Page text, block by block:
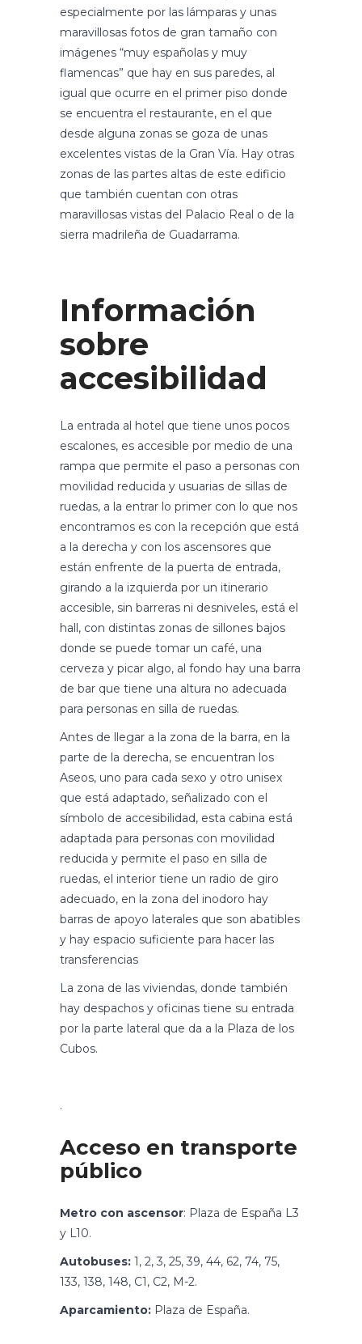
especialmente por las lámparas y unas
maravillosas fotos de gran tamaño con
imágenes “muy españolas y muy
flamencas” que hay en sus paredes, al
igual que ocurre en el primer piso donde
se encuentra el restaurante, en el que
desde alguna zonas se goza de unas
excelentes vistas de la Gran Vía. Hay otras
zonas de las partes altas de este edificio
que también cuentan con otras
maravillosas vistas del Palacio Real o de la
sierra madrileña de Guadarrama.
Información
sobre
accesibilidad
La entrada al hotel que tiene unos pocos
escalones, es accesible por medio de una
rampa que permite el paso a personas con
movilidad reducida y usuarias de sillas de
ruedas, a la entrar lo primer con lo que nos
encontramos es con la recepción que está
a la derecha y con los ascensores que
están enfrente de la puerta de entrada,
girando a la izquierda por un itinerario
accesible, sin barreras ni desniveles, está el
hall, con distintas zonas de sillones bajos
donde se puede tomar un café, una
cerveza y picar algo, al fondo hay una barra
de bar que tiene una altura no adecuada
para personas en silla de ruedas.
Antes de llegar a la zona de la barra, en la
parte de la derecha, se encuentran los
Aseos, uno para cada sexo y otro unisex
que está adaptado, señalizado con el
símbolo de accesibilidad, esta cabina está
adaptada para personas con movilidad
reducida y permite el paso en silla de
ruedas, el interior tiene un radio de giro
adecuado, en la zona del inodoro hay
barras de apoyo laterales que son abatibles
y hay espacio suficiente para hacer las
transferencias
La zona de las viviendas, donde también
hay despachos y oficinas tiene su entrada
por la parte lateral que da a la Plaza de los
Cubos.
.
Acceso en transporte
público
Metro con ascensor: Plaza de España L3
y L10.
Autobuses: 1, 2, 3, 25, 39, 44, 62, 74, 75,
133, 138, 148, C1, C2, M-2.
Aparcamiento: Plaza de España.